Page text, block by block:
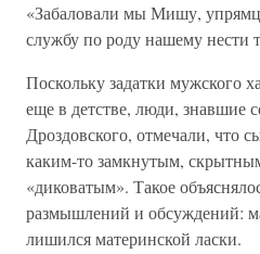
«Забаловали мы Мишу,
службу по роду нашему нести
Поскольку задатки мужского
еще в детстве, люди, знавшие
Дроздовского, отмечали, что
каким-то замкнутым,
«диковатым». Такое
размышлений и обсуждений:
лишился материнской ласки.